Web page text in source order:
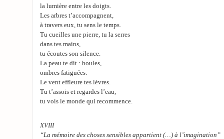
la lumière entre les doigts.
Les arbres t’accompagnent,
à travers eux, tu sens le temps.
Tu cueilles une pierre, tu la serres
dans tes mains,
tu écoutes son silence.
La peau te dit : houles,
ombres fatiguées.
Le vent effleure tes lèvres.
Tu t’assois et regardes l’eau,
tu vois le monde qui recommence.
XVIII
“La mémoire des choses sensibles appartient (…) à l’imagination”